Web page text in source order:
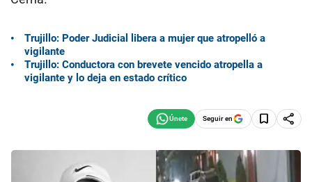
Trujillo: Poder Judicial libera a mujer que atropelló a
vigilante
Trujillo: Conductora con brevete vencido atropella a
vigilante y lo deja en estado crítico
Seguir en